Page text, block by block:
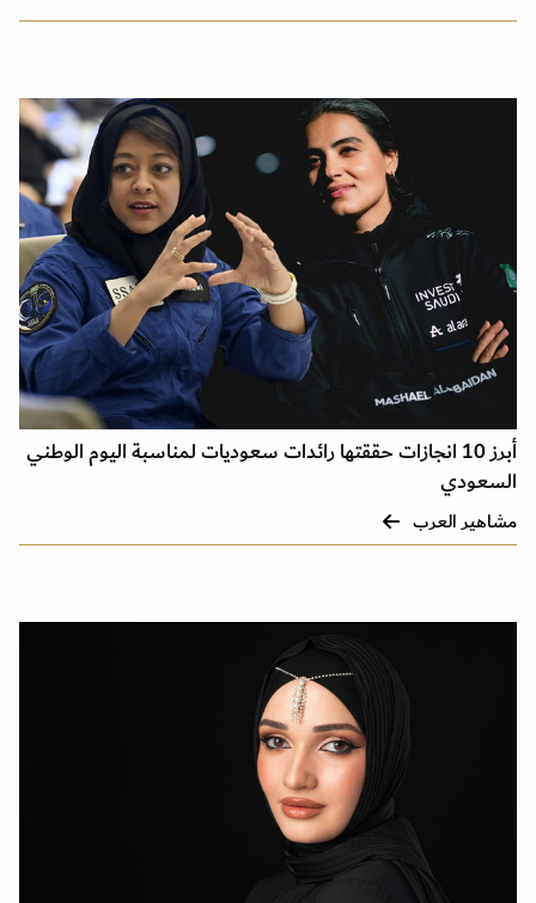
أبرز 10 انجازات حققتها رائدات سعوديات لمناسبة اليوم الوطني
السعودي
مشاهير العرب